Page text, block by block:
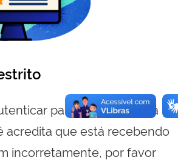
para visualizar essa
acredita que está recebendo
incorretamente, por favor